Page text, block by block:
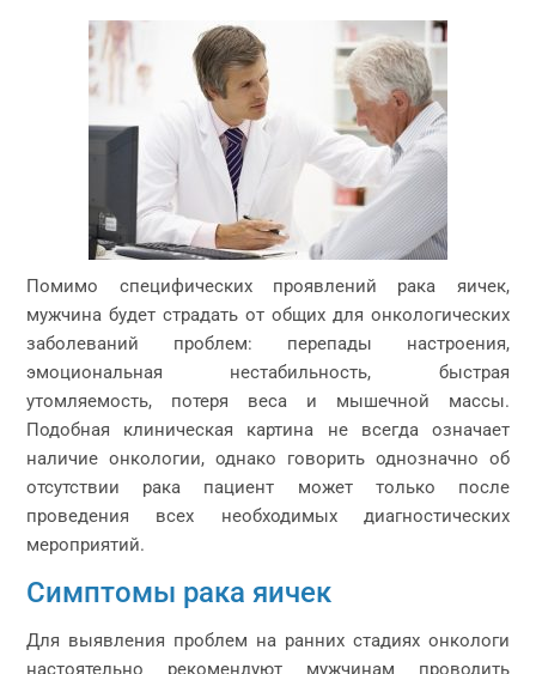
Помимо специфических проявлений рака яичек,
мужчина будет страдать от общих для онкологических
заболеваний проблем: перепады настроения,
эмоциональная нестабильность, быстрая
утомляемость, потеря веса и мышечной массы.
Подобная клиническая картина не всегда означает
наличие онкологии, однако говорить однозначно об
отсутствии рака пациент может только после
проведения всех необходимых диагностических
мероприятий.
Симптомы рака яичек
Для выявления проблем на ранних стадиях онкологи
настоятельно рекомендуют мужчинам проводить